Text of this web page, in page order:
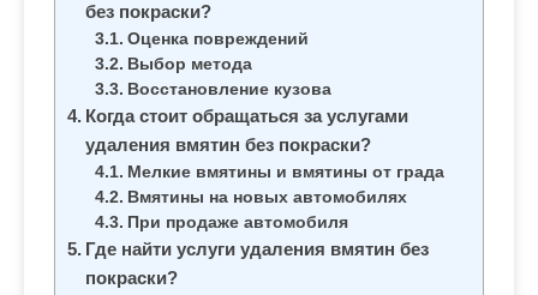
без покраски?
Оценка повреждений
Выбор метода
Восстановление кузова
Когда стоит обращаться за услугами
удаления вмятин без покраски?
Мелкие вмятины и вмятины от града
Вмятины на новых автомобилях
При продаже автомобиля
Где найти услуги удаления вмятин без
покраски?